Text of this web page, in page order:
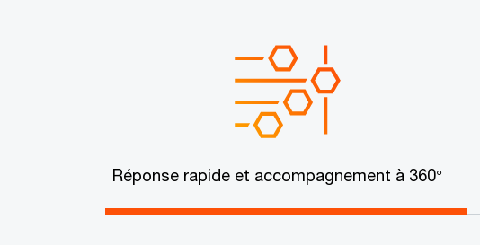
Réponse rapide et accompagnement à 360°